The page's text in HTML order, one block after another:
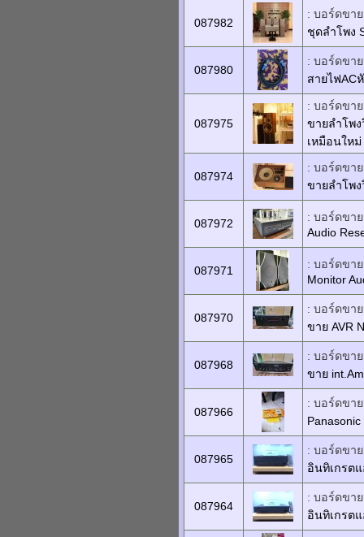
087982
: บอร์ดขาย
ชุดลำโพง
087980
: บอร์ดขาย
สายไฟAC
087975
: บอร์ดขาย
ขายลำโพง
เหมือนให
087974
: บอร์ดขาย
ขายลำโพง
087972
: บอร์ดขาย
Audio
087971
: บอร์ดขาย
Monitor
087970
: บอร์ดขาย
ขาย AVR
087968
: บอร์ดขาย
ขาย
087966
: บอร์ดขาย
087965
: บอร์ดขาย
อินทิเกรต
087964
: บอร์ดขาย
อินทิเกรต